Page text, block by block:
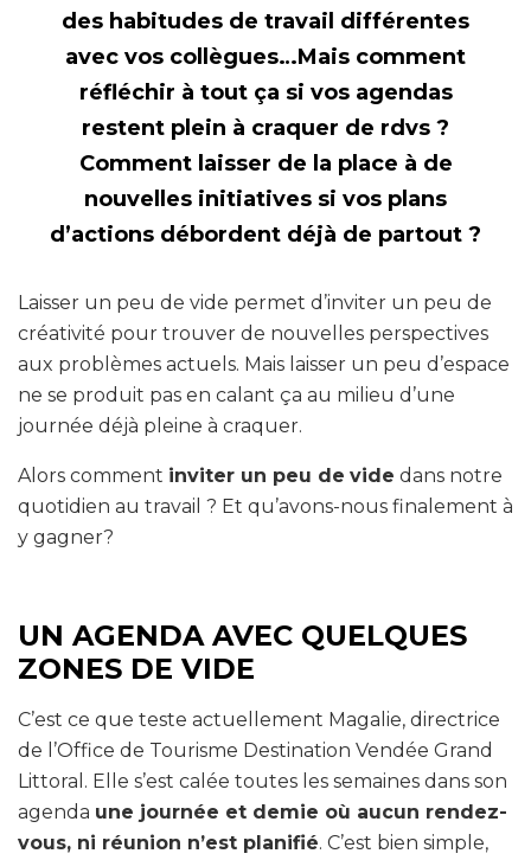
des habitudes de travail différentes
avec vos collègues…Mais comment
réfléchir à tout ça si vos agendas
restent plein à craquer de rdvs ?
Comment laisser de la place à de
nouvelles initiatives si vos plans
d’actions débordent déjà de partout ?
Laisser un peu de vide permet d’inviter un peu de
créativité pour trouver de nouvelles perspectives
aux problèmes actuels. Mais laisser un peu d’espace
ne se produit pas en calant ça au milieu d’une
journée déjà pleine à craquer.
Alors comment inviter un peu de vide dans notre
quotidien au travail ? Et qu’avons-nous finalement à
y gagner?
UN AGENDA AVEC QUELQUES
ZONES DE VIDE
C’est ce que teste actuellement Magalie, directrice
de l’Office de Tourisme Destination Vendée Grand
Littoral. Elle s’est calée toutes les semaines dans son
agenda une journée et demie où aucun rendez-
vous, ni réunion n’est planifié. C’est bien simple,